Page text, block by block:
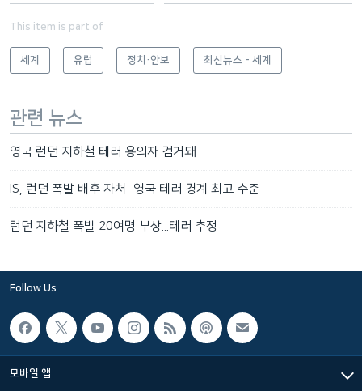
This item is part of
세계 유럽 정치·안보 최신뉴스 - 세계
관련 뉴스
영국 런던 지하철 테러 용의자 검거돼
IS, 런던 폭발 배후 자처...영국 테러 경계 최고 수준
런던 지하철 폭발 20여명 부상...테러 추정
Follow Us
모바일 앱